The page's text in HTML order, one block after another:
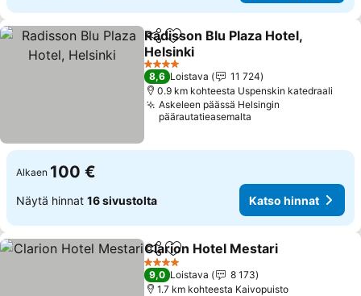
Jaa Lisää suosikkeihin
Radisson Blu Plaza Hotel,
Helsinki
4 Tähtiluokitus
8,6 Loistava
11 724
0.9 km kohteesta Uspenskin katedraali
Askeleen päässä Helsingin
päärautatieasemalta
Alkaen 100 €
Näytä hinnat 16 sivustolta Katso hinnat
Jaa Lisää suosikkeihin
Clarion Hotel Mestari
4 Tähtiluokitus
9,0 Loistava
8 173
1.7 km kohteesta Kaivopuisto